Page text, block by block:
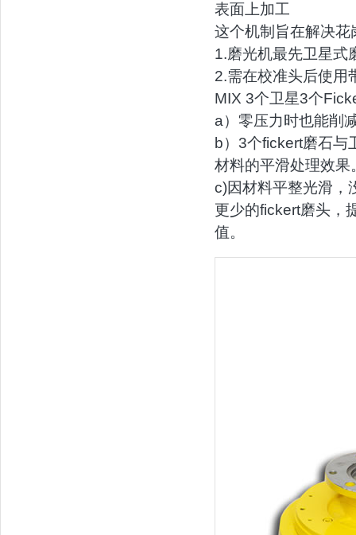
表面上加工
这个机制旨在解决
1.磨光机最先卫星式
2.需在校准头后使用
MIX 3个卫星3个
a）零压力时也能削
b）3个fickert磨石与
材料的平滑处理效果
c)因材料平整光滑，
更少的fickert磨头，
值。